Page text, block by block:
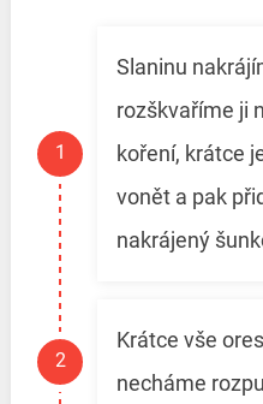
Slaninu
rozškvaříme ji
koření, krátce
vonět a pak
nakrájený
Krátce vše
necháme